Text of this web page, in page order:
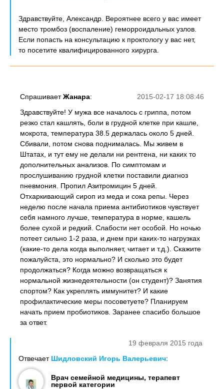
Здравствуйте, Александр. Вероятнее всего у вас имеет
место тромбоз (воспаление) геморроидальных узлов.
Если попасть на консультацию к проктологу у вас нет,
то посетите квалифицированного хирурга.
2015-02-17 18:08:46
СпрашиваетЖанара:
Здравствуйте! У мужа все началось с гриппа, потом
резко стал кашлять, боли в грудной клетке при кашле,
мокрота, температура 38.5 держалась около 5 дней.
Сбивали, потом снова поднималась. Мы живем в
Штатах, и тут ему не делали ни рентгена, ни каких то
дополнительных анализов. По симптомам и
прослушиванию грудной клетки поставили диагноз
пневмония. Пропил Азитромицин 5 дней.
Отхаркивающий сироп из меда и сока репы. Через
неделю после начала приема антибиотиков чувствует
себя намного лучше, температура в норме, кашель
более сухой и редкий. Слабости нет особой. Но ночью
потеет сильно 1-2 раза, и днем при каких-то нагрузках
(какие-то дела когда выполняет, читает и т.д.). Скажите
пожалуйста, это нормально? И сколько это будет
продолжаться? Когда можно возвращаться к
нормальной жизнедеятельности (он студент)? Занятия
спортом? Как укреплять иммунитет? И какие
профилактические меры посоветуете? Планируем
начать прием пробиотиков. Заранее спасибо большое
за ответ.
19 февраля 2015 года
Отвечает Шидловский Игорь Валерьевич:
Врач семейной медицины, терапевт
первой категории